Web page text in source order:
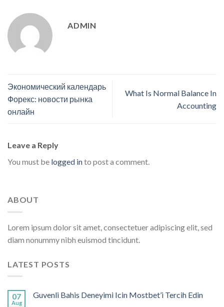
ADMIN
Экономический календарь
Форекс: новости рынка
онлайн
What Is Normal Balance In
Accounting
Leave a Reply
You must be logged into post a comment.
ABOUT
Lorem ipsum dolor sit amet, consectetuer adipiscing elit, sed
diam nonummy nibh euismod tincidunt.
LATEST POSTS
07
Aug
Guvenli Bahis Deneyimi Icin Mostbet’i Tercih Edin